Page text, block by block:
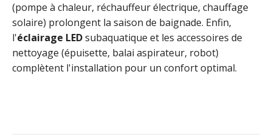
(pompe à chaleur, réchauffeur électrique, chauffage
solaire) prolongent la saison de baignade. Enfin,
l'éclairage LEDsubaquatique et les accessoires de
nettoyage (épuisette, balai aspirateur, robot)
complètent l'installation pour un confort optimal.